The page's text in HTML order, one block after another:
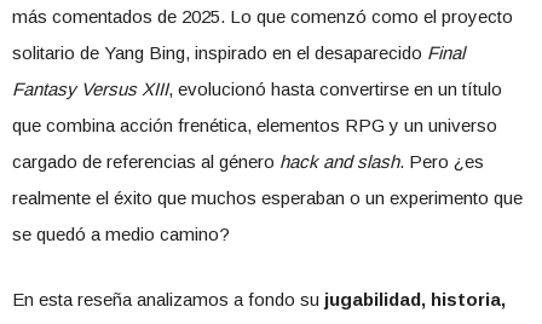
más comentados de 2025. Lo que comenzó como el proyecto
solitario de Yang Bing, inspirado en el desaparecido Final
Fantasy Versus XIII, evolucionó hasta convertirse en un título
que combina acción frenética, elementos RPG y un universo
cargado de referencias al género hack and slash. Pero ¿es
realmente el éxito que muchos esperaban o un experimento que
se quedó a medio camino?
En esta reseña analizamos a fondo su jugabilidad, historia,